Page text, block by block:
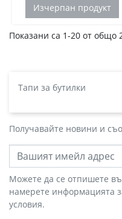
Изчерпан продукт
Показани са 1-20 от общо
Тапи за бутилки
Получавайте новини и
Можете да се отпишете
намерете информацията
условия.